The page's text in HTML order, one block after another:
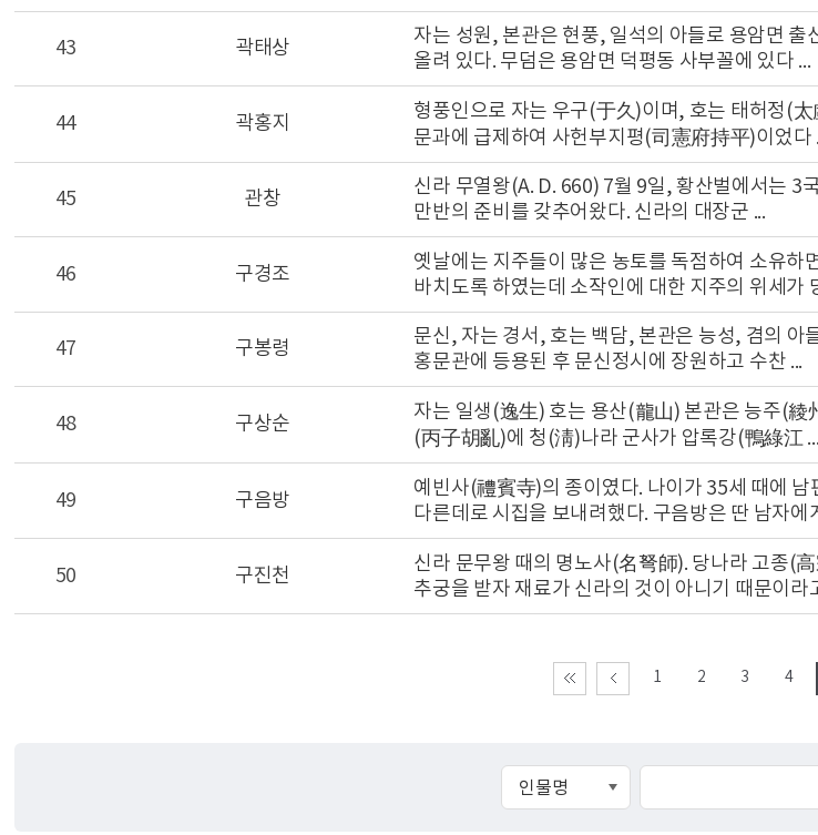
43 곽태상
자는 성원, 본관은 현풍, 일석의 아들로 용암면 출
올려 있다. 무덤은 용암면 덕평동 사부꼴에 있다 ...
44 곽홍지
형풍인으로 자는 우구(于久)이며, 호는 태허정(
문과에 급제하여 사헌부지평(司憲府持平)이었다
45 관창
신라 무열왕(A. D. 660) 7월 9일, 황산벌에서는 3
만반의 준비를 갖추어왔다. 신라의 대장군 ...
46 구경조
옛날에는 지주들이 많은 농토를 독점하여 소유
바치도록 하였는데 소작인에 대한 지주의 위세가
47 구봉령
문신, 자는 경서, 호는 백담, 본관은 능성, 겸의
홍문관에 등용된 후 문신정시에 장원하고 수찬 ...
48 구상순
자는 일생(逸生) 호는 용산(龍山) 본관은 능주(
(丙子胡亂)에 청(淸)나라 군사가 압록강(鴨綠江 ...
49 구음방
예빈사(禮賓寺)의 종이였다. 나이가 35세 때에
다른데로 시집을 보내려했다. 구음방은 딴 남자에
50 구진천
신라 문무왕 때의 명노사(名弩師). 당나라 고종(
추궁을 받자 재료가 신라의 것이 아니기 때문이라
1 2 3 4